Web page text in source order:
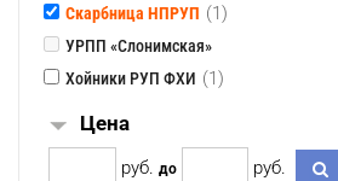
Скарбница НПРУП (1)
УРПП «Слонимская»
Хойники РУП ФХИ (1)
Цена
pуб. до pуб.